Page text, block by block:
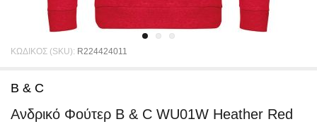
ΚΩΔΙΚΟΣ (SKU): R224424011
B & C
Ανδρικό Φούτερ B & C WU01W Heather Red